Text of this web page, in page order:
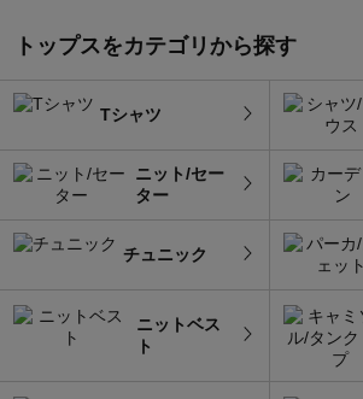
トップスをカテゴリから探す
Tシャツ
ニット/セー
ター
チュニック
ニットベス
ト